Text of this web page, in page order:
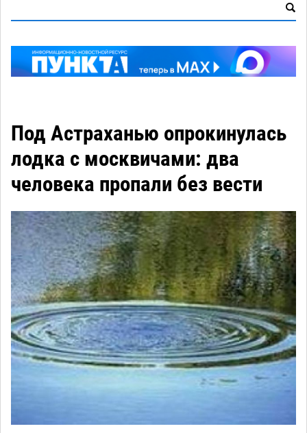
Под Астраханью опрокинулась
лодка с москвичами: два
человека пропали без вести